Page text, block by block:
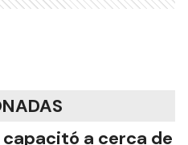
capacitó a cerca de